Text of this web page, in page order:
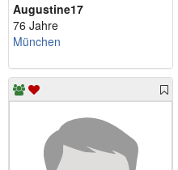
Augustine17
76 Jahre
München